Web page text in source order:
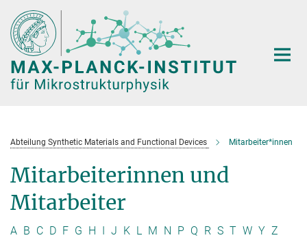
Hauptinhalt
Abteilung Synthetic Materials and Functional Devices Mitarbeiter*innen
Mitarbeiterinnen und
Mitarbeiter
A B C D F G H I J K L M N P Q R S T W Y Z